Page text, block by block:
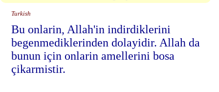
Turkish
Bu onlarin, Allah'in indirdiklerini
begenmediklerinden dolayidir. Allah da
bunun için onlarin amellerini bosa
çikarmistir.